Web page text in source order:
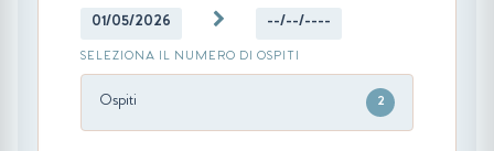
01/05/2026 --/--/----
SELEZIONA IL NUMERO DI OSPITI
Ospiti 2